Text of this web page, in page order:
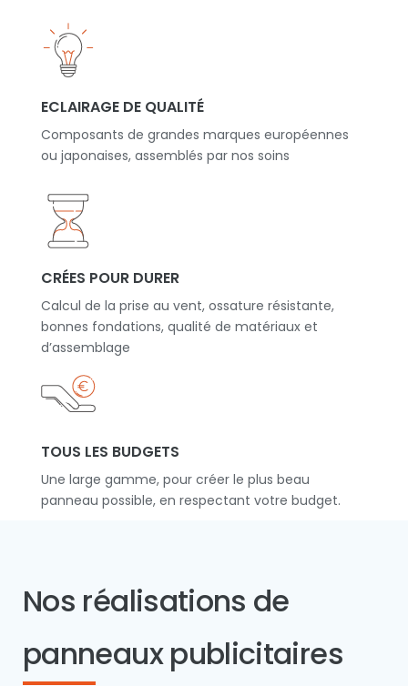
ECLAIRAGE DE QUALITÉ
Composants de grandes marques européennes
ou japonaises, assemblés par nos soins
CRÉES POUR DURER
Calcul de la prise au vent, ossature résistante,
bonnes fondations, qualité de matériaux et
d’assemblage
TOUS LES BUDGETS
Une large gamme, pour créer le plus beau
panneau possible, en respectant votre budget.
Nos réalisations de
panneaux publicitaires